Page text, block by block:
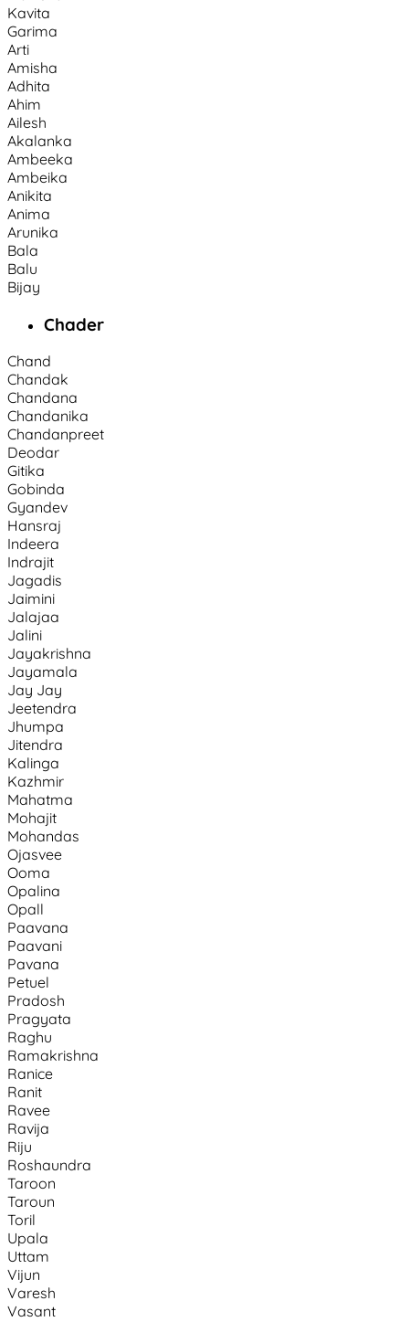
Kavita
Garima
Arti
Amisha
Adhita
Ahim
Ailesh
Akalanka
Ambeeka
Ambeika
Anikita
Anima
Arunika
Bala
Balu
Bijay
Chader
Chand
Chandak
Chandana
Chandanika
Chandanpreet
Deodar
Gitika
Gobinda
Gyandev
Hansraj
Indeera
Indrajit
Jagadis
Jaimini
Jalajaa
Jalini
Jayakrishna
Jayamala
Jay Jay
Jeetendra
Jhumpa
Jitendra
Kalinga
Kazhmir
Mahatma
Mohajit
Mohandas
Ojasvee
Ooma
Opalina
Opall
Paavana
Paavani
Pavana
Petuel
Pradosh
Pragyata
Raghu
Ramakrishna
Ranice
Ranit
Ravee
Ravija
Riju
Roshaundra
Taroon
Taroun
Toril
Upala
Uttam
Vijun
Varesh
Vasant